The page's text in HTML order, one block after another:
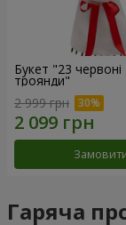
Букет "23 червоні
троянди"
2 999 грн
Гаряча